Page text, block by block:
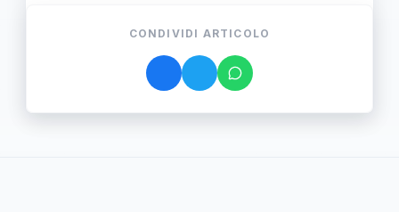
CONDIVIDI ARTICOLO